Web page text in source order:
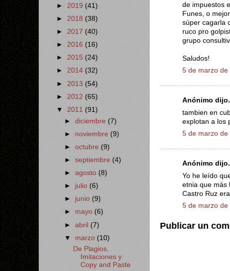
de impuestos
Funes, o
súper cagarla
ruco pro
grupo
Saludos!
5 de marzo de
Anónimo
tambien en
explotan a los
5 de marzo de
Anónimo
Yo he leído
etnia que más
Castro Ruz
5 de marzo de
Publicar un
► 2019 (41)
► 2018 (38)
► 2017 (40)
► 2016 (16)
► 2015 (24)
► 2014 (32)
► 2013 (54)
► 2012 (65)
▼ 2011 (91)
►diciembre (7)
► noviembre (9)
►octubre (9)
►septiembre (4)
►agosto (8)
► julio (6)
► junio (9)
► mayo (6)
►abril (7)
▼ marzo (10)
De Plagios,
Imitaciones y
Copy and Paste